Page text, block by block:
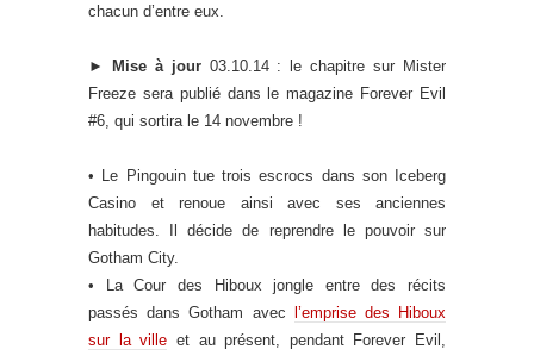
chacun d’entre eux.
► Mise à jour03.10.14 : le chapitre sur Mister
Freeze sera publié dans le magazine Forever Evil
#6, qui sortira le 14 novembre !
• Le Pingouin tue trois escrocs dans son Iceberg
Casino et renoue ainsi avec ses anciennes
habitudes. Il décide de reprendre le pouvoir sur
Gotham City.
• La Cour des Hiboux jongle entre des récits
passés dans Gotham avec
l’emprise des Hiboux
sur la ville et au présent, pendant Forever Evil,